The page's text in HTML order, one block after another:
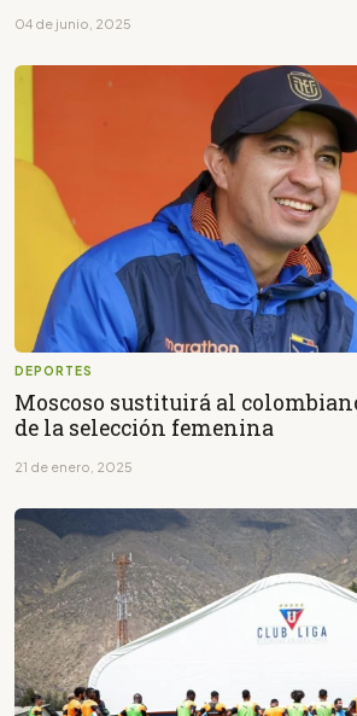
04 de junio, 2025
DEPORTES
Moscoso sustituirá al
de la selección femenina
21 de enero, 2025